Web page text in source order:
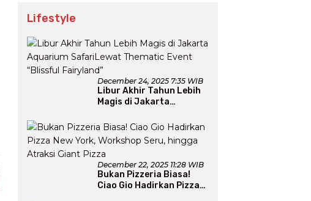
Lifestyle
December 24, 2025 7:35 WIB
Libur Akhir Tahun Lebih
Magis di Jakarta
Thematic Event “Blissful
Fairyland”
December 22, 2025 11:28 WIB
Bukan Pizzeria Biasa!
Ciao Gio Hadirkan Pizza